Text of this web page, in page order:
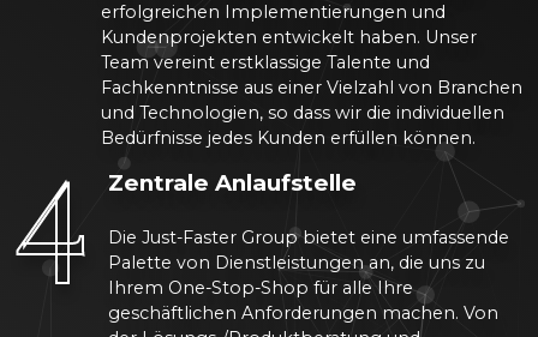
erfolgreichen Implementierungen und
Kundenprojekten entwickelt haben. Unser
Team vereint erstklassige Talente und
Fachkenntnisse aus einer Vielzahl von Branchen
und Technologien, so dass wir die individuellen
Bedürfnisse jedes Kunden erfüllen können.
4 Zentrale Anlaufstelle
Die Just-Faster Group bietet eine umfassende
Palette von Dienstleistungen an, die uns zu
Ihrem One-Stop-Shop für alle Ihre
geschäftlichen Anforderungen machen. Von